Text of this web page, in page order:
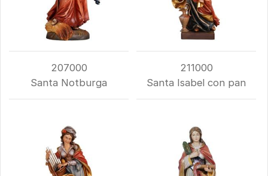
207000
Santa Notburga
211000
Santa Isabel con pan